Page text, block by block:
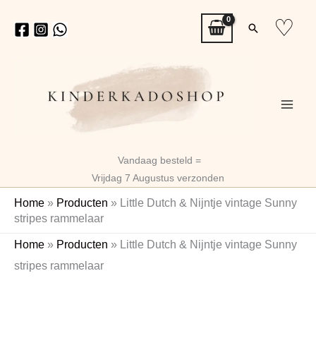
naar
Zoeken
♡
Vandaag besteld =
Vrijdag 7 Augustus verzonden
Home » Producten » Little Dutch & Nijntje vintage Sunny
stripes rammelaar
Home » Producten » Little Dutch & Nijntje vintage Sunny
stripes rammelaar
Oorspronkelijke
prijs
Huidige
prijs
Little
&